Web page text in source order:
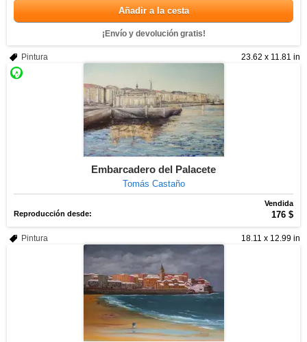
Añadir a la cesta
¡Envío y devolución gratis!
23.62 x 11.81 in
Pintura
Embarcadero del Palacete
Tomás Castaño
Vendida
Reproducción desde:
176 $
18.11 x 12.99 in
Pintura